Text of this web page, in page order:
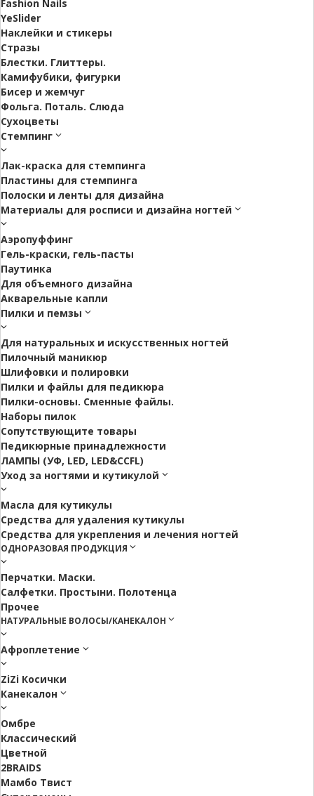
Fashion Nails
YeSlider
Наклейки и стикеры
Стразы
Блестки. Глиттеры.
Камифубики, фигурки
Бисер и жемчуг
Фольга. Поталь. Слюда
Сухоцветы
Стемпинг
Лак-краска для стемпинга
Пластины для стемпинга
Полоски и ленты для дизайна
Материалы для росписи и дизайна ногтей
Аэропуффинг
Гель-краски, гель-пасты
Паутинка
Для объемного дизайна
Акварельные капли
Пилки и пемзы
Для натуральных и искусственных ногтей
Пилочный маникюр
Шлифовки и полировки
Пилки и файлы для педикюра
Пилки-основы. Сменные файлы.
Наборы пилок
Сопутствующите товары
Педикюрные принадлежности
ЛАМПЫ (УФ, LED, LED&CCFL)
Уход за ногтями и кутикулой
Масла для кутикулы
Средства для удаления кутикулы
Средства для укрепления и лечения ногтей
ОДНОРАЗОВАЯ ПРОДУКЦИЯ
Перчатки. Маски.
Салфетки. Простыни. Полотенца
Прочее
НАТУРАЛЬНЫЕ ВОЛОСЫ/КАНЕКАЛОН
Афроплетение
ZiZi Косички
Канекалон
Омбре
Классический
Цветной
2BRAIDS
Мамбо Твист